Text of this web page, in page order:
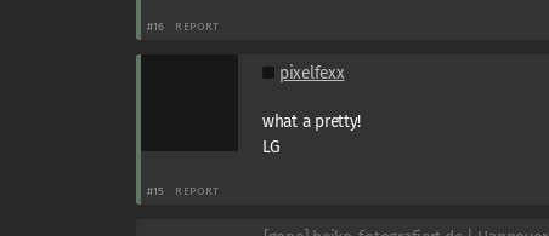
#16 REPORT
pixelfexx
what a pretty!
LG
#15 REPORT